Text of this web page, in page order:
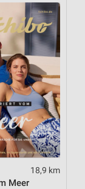
18,9 km
Meer